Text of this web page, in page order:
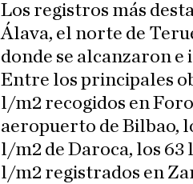
Los registros más
Álava, el norte de
donde se alcanzaron e
Entre los principales
l/m2 recogidos en
aeropuerto de Bilbao,
l/m2 de Daroca, los
l/m2 registrados en